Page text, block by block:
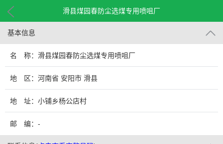
滑县煤园春防尘选煤专用喷咀厂
基本信息
名 称：滑县煤园春防尘选煤专用喷咀厂
地 区：河南省 安阳市 滑县
地 址：小铺乡杨公店村
邮 编：-